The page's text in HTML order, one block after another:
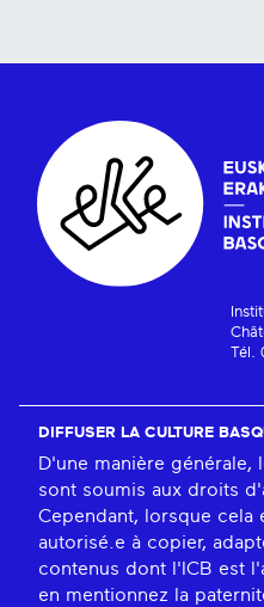
Tél.
DIFFUSER LA CULTURE
D'une manière générale,
sont soumis aux droits
Cependant, lorsque cela
autorisé.e à copier,
contenus dont l'ICB est
en mentionnez la